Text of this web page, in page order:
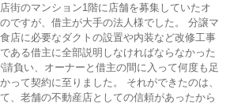
街のマンション1階に店舗を募集していたオ
ですが、借主が大手の法人様でした。 分譲マ
店に必要なダクトの設置や内装など改修工事
ある借主に全部説明しなければならなかった
負い、オーナーと借主の間に入って何度も足
って契約に至りました。 それができたのは、
、老舗の不動産店としての信頼があったから